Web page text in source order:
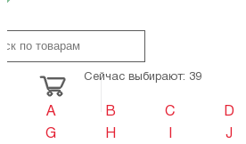
Сейчас выбирают: 39
A B C D
G
H J